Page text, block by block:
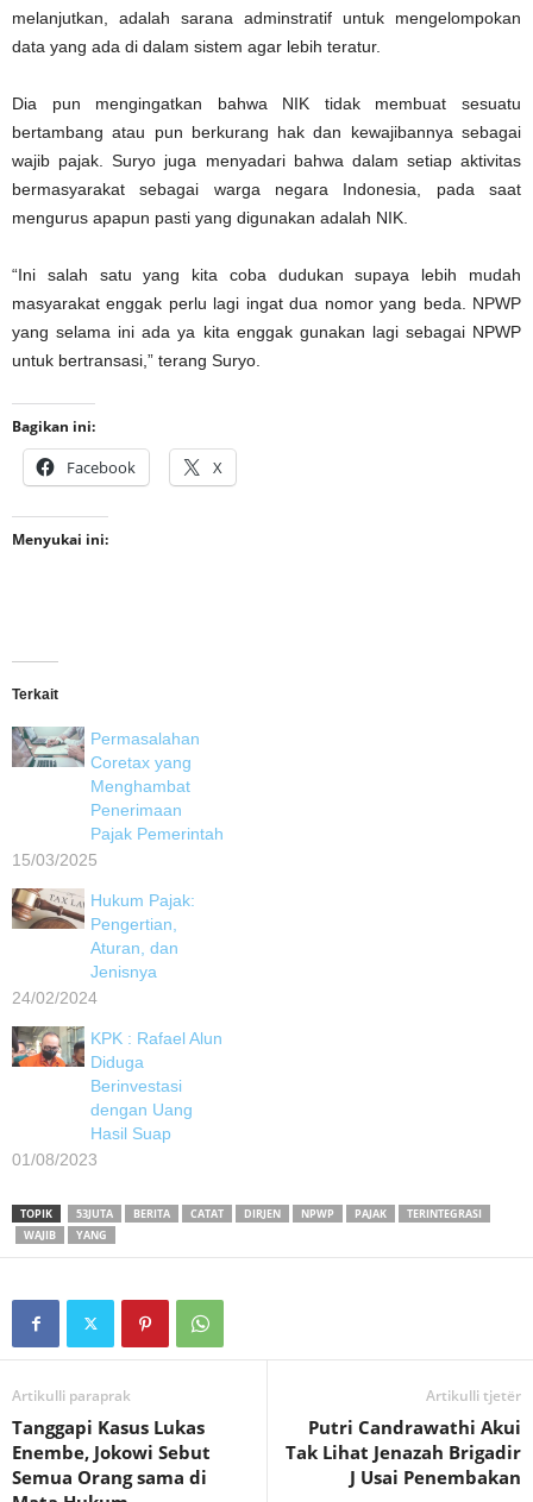
melanjutkan, adalah sarana adminstratif untuk mengelompokan
data yang ada di dalam sistem agar lebih teratur.
Dia pun mengingatkan bahwa NIK tidak membuat sesuatu
bertambang atau pun berkurang hak dan kewajibannya sebagai
wajib pajak. Suryo juga menyadari bahwa dalam setiap aktivitas
bermasyarakat sebagai warga negara Indonesia, pada saat
mengurus apapun pasti yang digunakan adalah NIK.
“Ini salah satu yang kita coba dudukan supaya lebih mudah
masyarakat enggak perlu lagi ingat dua nomor yang beda. NPWP
yang selama ini ada ya kita enggak gunakan lagi sebagai NPWP
untuk bertransasi,” terang Suryo.
Bagikan ini:
Facebook X
Menyukai ini:
Terkait
Permasalahan
Coretax yang
Menghambat
Penerimaan
Pajak Pemerintah
15/03/2025
Hukum Pajak:
Pengertian,
Aturan, dan
Jenisnya
24/02/2024
KPK : Rafael Alun
Diduga
Berinvestasi
dengan Uang
Hasil Suap
01/08/2023
TOPIK 53JUTA BERITA CATAT DIRJEN NPWP PAJAK
TERINTEGRASI
WAJIB
YANG
Artikulli paraprak
Tanggapi Kasus Lukas
Enembe, Jokowi Sebut
Semua Orang sama di
Artikulli tjetër
Putri Candrawathi Akui
Tak Lihat Jenazah Brigadir
J Usai Penembakan